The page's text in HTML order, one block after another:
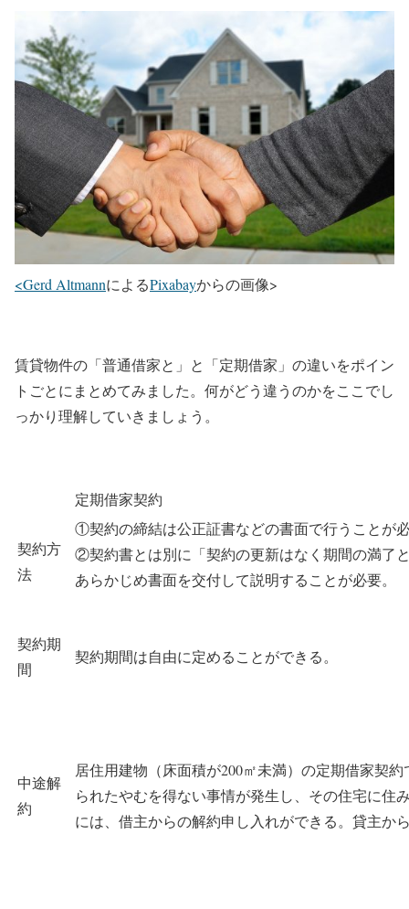
<Gerd AltmannによるPixabayからの画像>
賃貸物件の「普通借家と」と「定期借家」の違いをポイン
トごとにまとめてみました。何がどう違うのかをここでし
っかり理解していきましょう。
定期借家契約
契約方
法
①契約の締結は公正証書などの書面で行うことが
②契約書とは別に「契約の更新はなく期間の満了
あらかじめ書面を交付して説明することが必要。
契約期
間
契約期間は自由に定めることができる。
中途解
約
居住用建物（床面積が200㎡未満）の定期借家契
られたやむを得ない事情が発生し、その住宅に住
には、借主からの解約申し入れができる。貸主か